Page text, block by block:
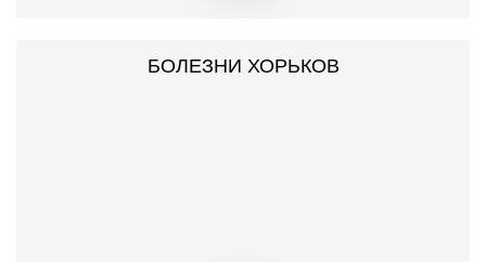
БОЛЕЗНИ ХОРЬКОВ